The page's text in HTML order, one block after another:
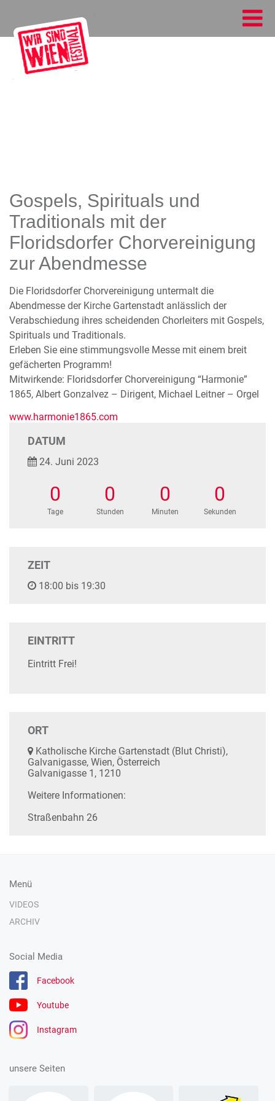
Gospels, Spirituals und
Traditionals mit der
Floridsdorfer Chorvereinigung
zur Abendmesse
Die Floridsdorfer Chorvereinigung untermalt die
Abendmesse der Kirche Gartenstadt anlässlich der
Verabschiedung ihres scheidenden Chorleiters mit Gospels,
Spirituals und Traditionals.
Erleben Sie eine stimmungsvolle Messe mit einem breit
gefächerten Programm!
Mitwirkende: Floridsdorfer Chorvereinigung “Harmonie”
1865, Albert Gonzalvez – Dirigent, Michael Leitner – Orgel
www.harmonie1865.com
DATUM
24. Juni 2023
0
Tage
0
Stunden
0
Minuten
0
Sekunden
ZEIT
18:00 bis 19:30
EINTRITT
Eintritt Frei!
ORT
Katholische Kirche Gartenstadt (Blut Christi),
Galvanigasse, Wien, Österreich
Galvanigasse 1, 1210
Weitere Informationen:
Straßenbahn 26
Menü
VIDEOS
ARCHIV
Social Media
Facebook
Youtube
Instagram
unsere Seiten